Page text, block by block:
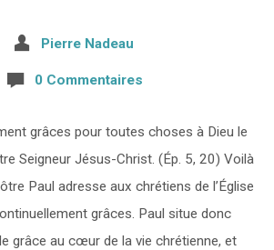
Pierre Nadeau
0 Commentaires
grâces pour toutes choses à Dieu le
Seigneur Jésus-Christ. (Ép. 5, 20) Voilà
Paul adresse aux chrétiens de l’Église
grâces. Paul situe donc
grâce au cœur de la vie chrétienne, et